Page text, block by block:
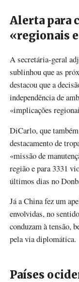
Alerta para
«regionais
A secretária-geral
sublinhou que as
destacou que a
independência de
«implicações
DiCarlo, que
destacamento de
«missão de
região e para 3331
últimos dias no
Já a China fez um
envolvidas, no
conduzam à tensão,
pela via diplomática.
Países